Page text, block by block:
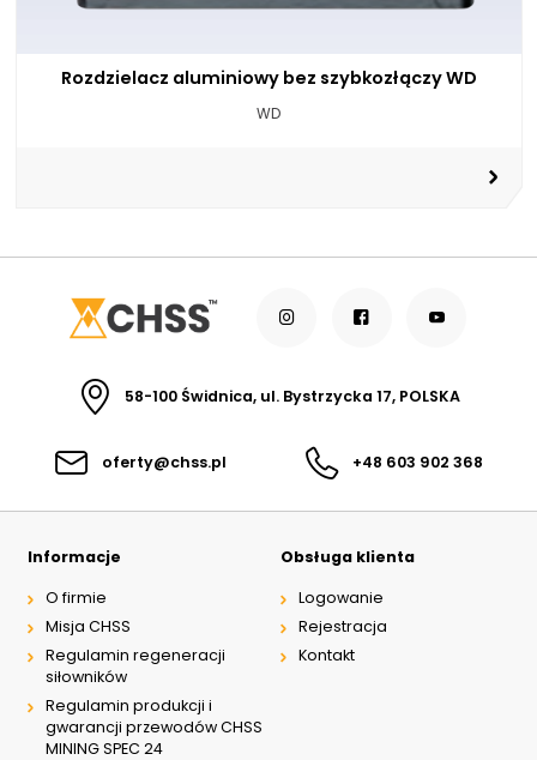
Rozdzielacz aluminiowy bez szybkozłączy WD
WD
58-100 Świdnica, ul. Bystrzycka 17, POLSKA
oferty@chss.pl +48 603 902 368
Informacje
O firmie
Misja CHSS
Regulamin regeneracji
siłowników
Regulamin produkcji i
gwarancji przewodów CHSS
MINING SPEC 24
Obsługa klienta
Logowanie
Rejestracja
Kontakt